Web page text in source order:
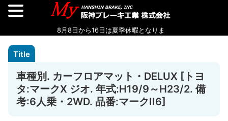
車種別. カーフロアマット・DELUX [トヨ
タ:マークX ジオ. 年式:H19/9～H23/2. 備
考:6人乗・2WD. 品番:マークII6]